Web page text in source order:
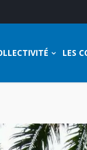
LES